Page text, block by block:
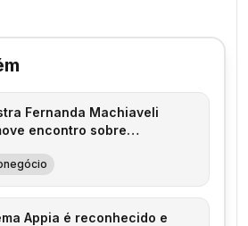
Fernanda Machiaveli
encontro sobre
Appia é reconhecido e